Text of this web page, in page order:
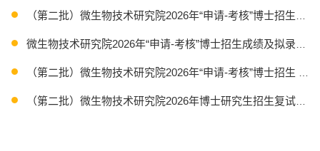
（第二批）微生物技术研究院2026年“申请-考核”博士招生成
微生物技术研究院2026年“申请-考核”博士招生成绩及拟录取
（第二批）微生物技术研究院2026年“申请-考核”博士招生 材
（第二批）微生物技术研究院2026年博士研究生招生复试方案